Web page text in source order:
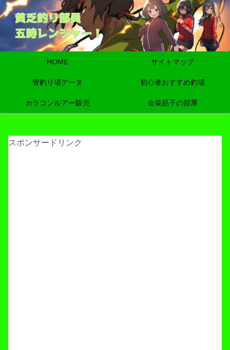
HOME サイトマップ
管釣り場データ 初心者おすすめ釣場
カラコンルアー販売 金菜品子の部屋
スポンサードリンク